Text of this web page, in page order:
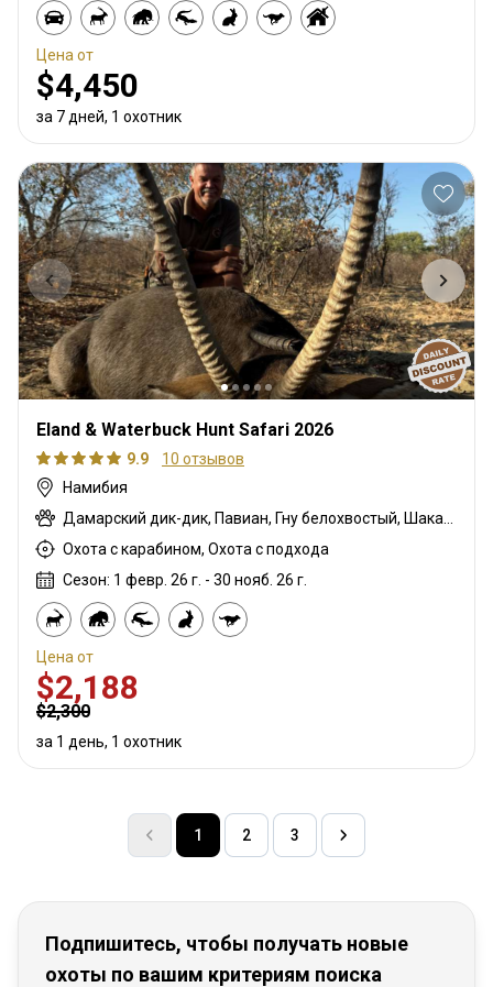
Цена от
$4,450
за 7 дней, 1 охотник
Eland & Waterbuck Hunt Safari 2026
9.9
10 отзывов
Намибия
Охота с карабином, Охота с подхода
Сезон: 1 февр. 26 г. - 30 нояб. 26 г.
Цена от
$2,188
$2,300
за 1 день, 1 охотник
1 2 3
Подпишитесь, чтобы получать новые
охоты по вашим критериям поиска